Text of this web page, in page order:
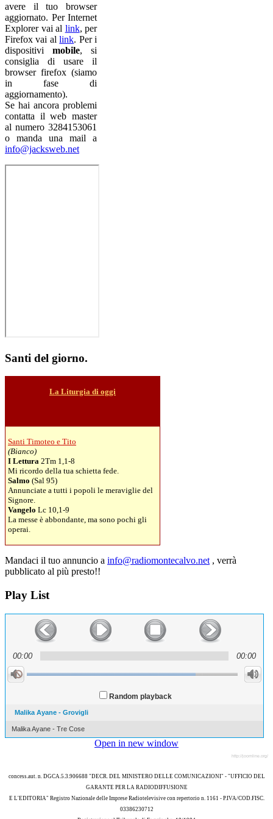
Explorer vai al link, per
Firefox vai allink. Per i
dispositivimobile, si
consiglia di usare il
browser firefox (siamo
in fase di
aggiornamento).
Se hai ancora problemi
contatta il web master
al numero 3284153061
o manda una mail a
info@jacksweb.net
Santi del giorno.
La Liturgia di oggi
Santi Timoteo e Tito
(Bianco)
I Lettura 2Tm 1,1-8
Mi ricordo della tua schietta fede.
Salmo (Sal 95)
Annunciate a tutti i popoli le meraviglie del
Signore.
Vangelo Lc 10,1-9
La messe è abbondante, ma sono pochi gli
operai.
Mandaci il tuo annuncio a info@radiomontecalvo.net , verrà
pubblicato al più presto!!
Play List
00:00 00:00
Random playback
Malika Ayane - Grovigli
Malika Ayane - Tre Cose
Open in new window
http://joomline.org/
concess.aut. n. DGCA.5.3.906688 "DECR. DEL MINISTERO DELLE COMUNICAZIONI" - "UFFICIO DEL
GARANTE PER LA RADIODIFFUSIONE
E L'EDITORIA" Registro Nazionale delle Imprese Radiotelevisive con repertorio n. 1161 - P.IVA/COD.FISC.
03386230712